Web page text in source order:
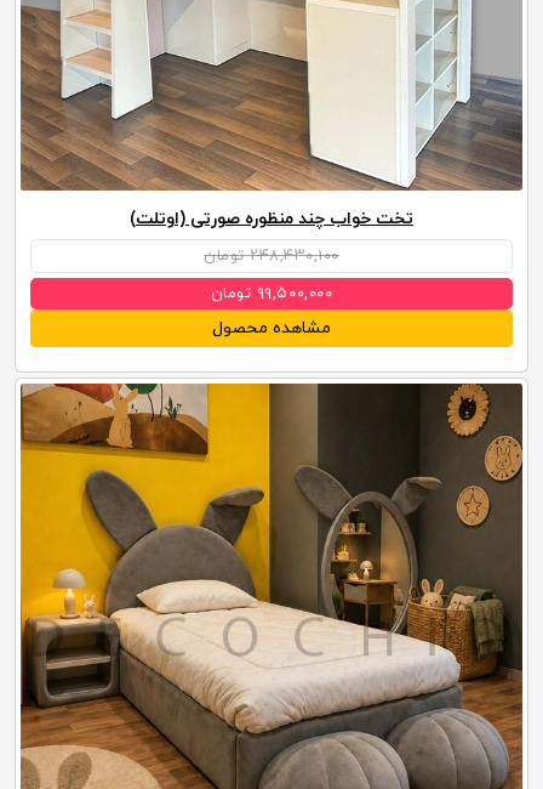
تخت خواب چند منظوره صورتی (اوتلت)
۲۴۸,۴۳۰,۱۰۰ تومان
۹۹,۵۰۰,۰۰۰ تومان
مشاهده محصول